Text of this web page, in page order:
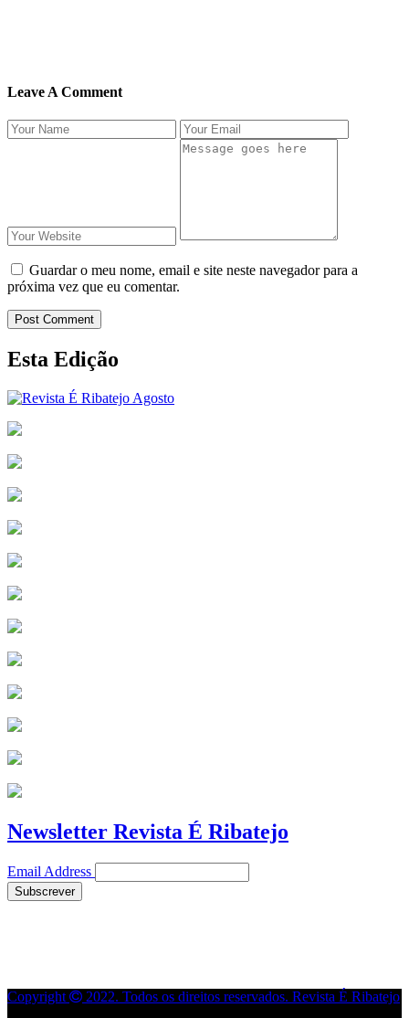
Leave A Comment
Guardar o meu nome, email e site neste navegador para a
próxima vez que eu comentar.
Post Comment
Esta Edição
Newsletter Revista É Ribatejo
Email Address
Copyright 2022. Todos os direitos reservados. Revista É Ribatejo